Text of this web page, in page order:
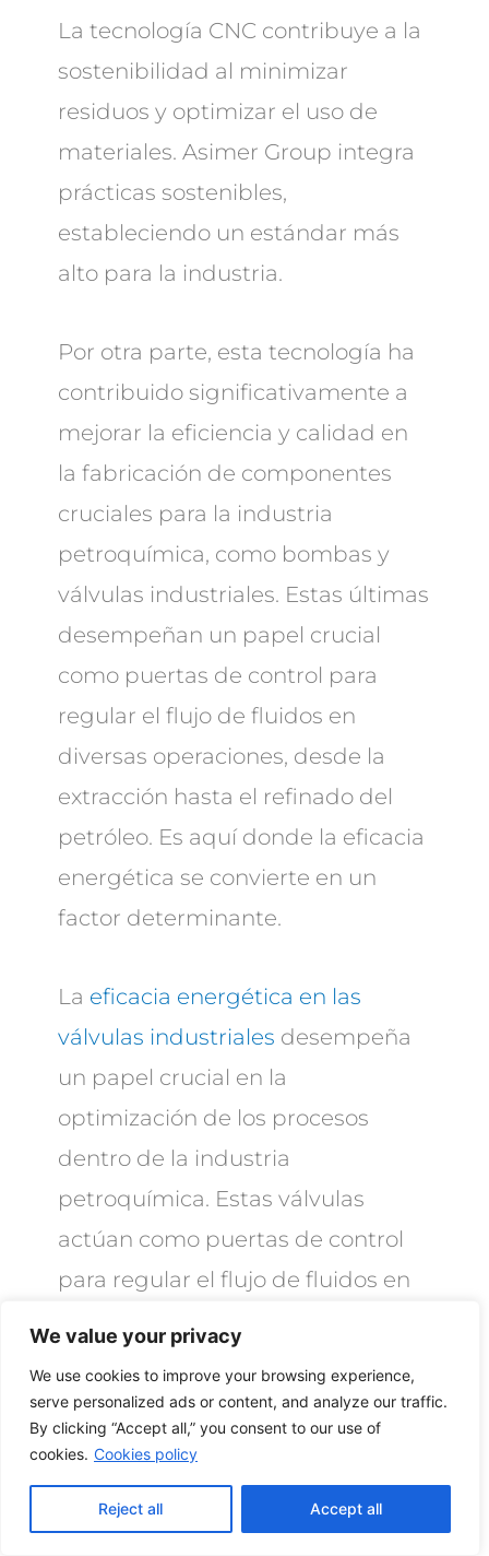
We value your privacy
We use cookies to improve your browsing experience,
serve personalized ads or content, and analyze our traffic.
By clicking “Accept all,” you consent to our use of
cookies. Cookies policy
Reject all Accept all
La tecnología CNC contribuye a la
sostenibilidad al minimizar
residuos y optimizar el uso de
materiales. Asimer Group integra
prácticas sostenibles,
estableciendo un estándar más
alto para la industria.
Por otra parte, esta tecnología ha
contribuido significativamente a
mejorar la eficiencia y calidad en
la fabricación de componentes
cruciales para la industria
petroquímica, como bombas y
válvulas industriales. Estas últimas
desempeñan un papel crucial
como puertas de control para
regular el flujo de fluidos en
diversas operaciones, desde la
extracción hasta el refinado del
petróleo. Es aquí donde la eficacia
energética se convierte en un
factor determinante.
La eficacia energética en las
válvulas industriales desempeña
un papel crucial en la
optimización de los procesos
dentro de la industria
petroquímica. Estas válvulas
actúan como puertas de control
para regular el flujo de fluidos en
petróleo. La incorporación de
tecnología CNC en la fabricación
de estas válvulas ha permitido
diseños más eficientes y precisos,